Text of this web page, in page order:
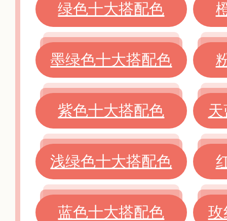
绿色十大搭配色
墨绿色十大搭配色
紫色十大搭配色
浅绿色十大搭配色
蓝色十大搭配色 玫